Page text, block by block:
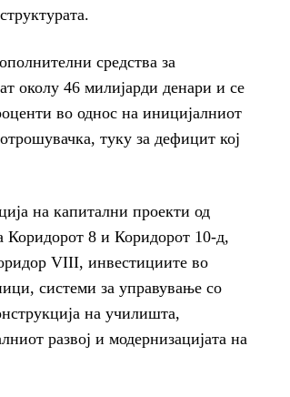
средства за
околу 46 милијарди денари и се
во однос на иницијалниот
туку за дефицит кој
на капитални проекти од
Коридорот 8 и Коридорот 10-д,
VIII, инвестициите во
системи за управување со
на училишта,
развој и модернизацијата на